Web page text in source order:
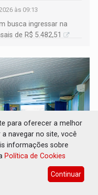
às 09:13
busca ingressar na
de R$ 5.482,51
para oferecer a melhor
navegar no site, você
informações sobre
Política de Cookies
Continuar